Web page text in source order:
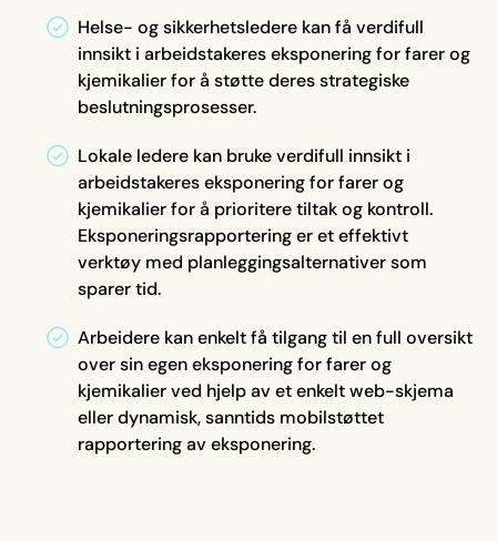
Helse- og sikkerhetsledere kan få verdifull
innsikt i arbeidstakeres eksponering for farer og
kjemikalier for å støtte deres strategiske
beslutningsprosesser.
Lokale ledere kan bruke verdifull innsikt i
arbeidstakeres eksponering for farer og
kjemikalier for å prioritere tiltak og kontroll.
Eksponeringsrapportering er et effektivt
verktøy med planleggingsalternativer som
sparer tid.
Arbeidere kan enkelt få tilgang til en full oversikt
over sin egen eksponering for farer og
kjemikalier ved hjelp av et enkelt web-skjema
eller dynamisk, sanntids mobilstøttet
rapportering av eksponering.